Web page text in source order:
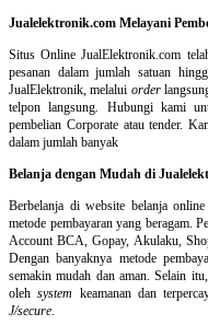
Jualelektronik.com Melayani
Situs Online JualElektronik.com
pesanan dalam jumlah satuan
JualElektronik, melalui order
telpon langsung. Hubungi kami
pembelian Corporate atau tender.
dalam jumlah banyak
Belanja dengan Mudah di
Berbelanja diwebsite belanja online
metode pembayaran yang beragam.
Account BCA, Gopay, Akulaku,
Dengan banyaknya metode
semakin mudah dan aman. Selain
olehsystem keamanan dan
J/secure.